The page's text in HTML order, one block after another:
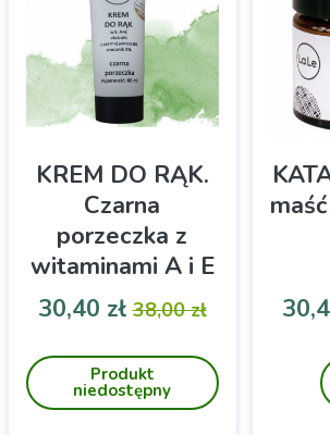
KREM DO RĄK.
Czarna
porzeczka z
witaminami A i E
La-Le 60ml
pielęgnacji dłoni
Cena
30,40 złCena
38,00 zł
Produkt
niedostępny